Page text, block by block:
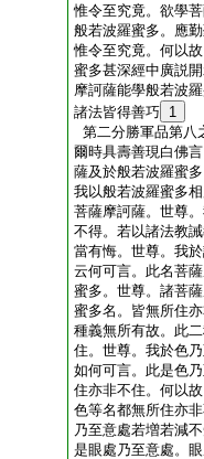
惟令至究竟。欲學
般若波羅蜜多。應
惟令至究竟。何以
蜜多甚深經中廣説
摩訶薩能學般若波
諸法皆得善巧 1
第二分勝軍品第八
爾時具壽善現白佛
薩及於般若波羅蜜
我以般若波羅蜜多
菩薩摩訶薩。世尊
不得。若以諸法教
當有悔。世尊。我
云何可言。此名菩
蜜多。世尊。諸菩
蜜多名。皆無所住
種義無所有故。此
住。世尊。我於色
如何可言。此是色
住亦非不住。何以
色等名都無所住亦
乃至意處若増若減
是眼處乃至意處。